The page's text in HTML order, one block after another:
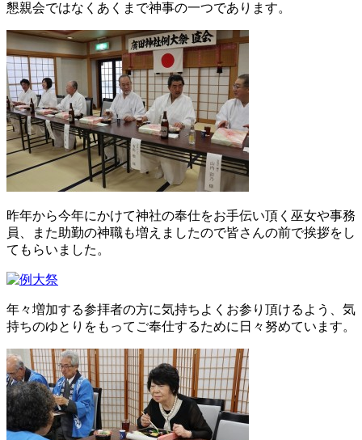
懇親会ではなくあくまで神事の一つであります。
昨年から今年にかけて神社の奉仕をお手伝い頂く巫女や事務
員、また助勤の神職も増えましたので皆さんの前で挨拶をし
てもらいました。
年々増加する参拝者の方に気持ちよくお参り頂けるよう、気
持ちのゆとりをもってご奉仕するために日々努めています。